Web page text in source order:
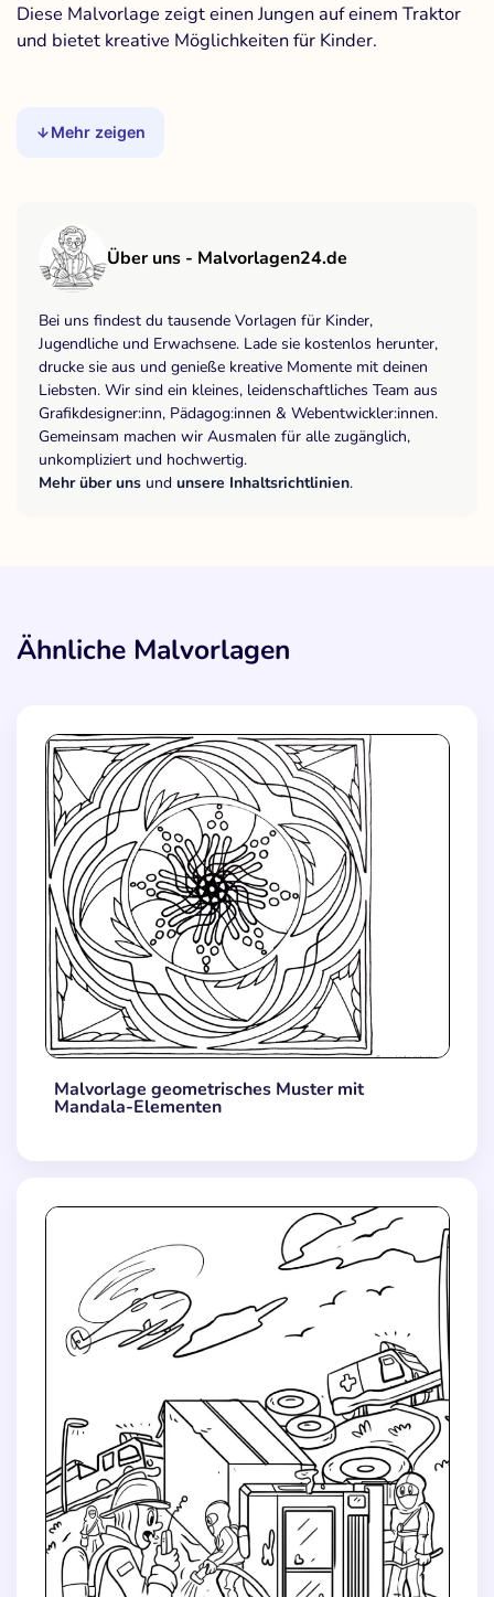
Diese Malvorlage zeigt einen Jungen auf einem Traktor
und bietet kreative Möglichkeiten für Kinder.
Mehr zeigen
Über uns - Malvorlagen24.de
Bei uns findest du tausende Vorlagen für Kinder,
Jugendliche und Erwachsene. Lade sie kostenlos herunter,
drucke sie aus und genieße kreative Momente mit deinen
Liebsten. Wir sind ein kleines, leidenschaftliches Team aus
Grafikdesigner:inn, Pädagog:innen & Webentwickler:innen.
Gemeinsam machen wir Ausmalen für alle zugänglich,
unkompliziert und hochwertig.
Mehr über uns und unsere Inhaltsrichtlinien.
Ähnliche Malvorlagen
Malvorlage geometrisches Muster mit
Mandala-Elementen